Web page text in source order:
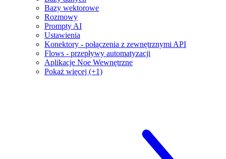
Bazy wektorowe
Rozmowy
Prompty AI
Ustawienia
Konektory - połączenia z zewnętrznymi API
Flows - przepływy automatyzacji
Aplikacje Noe Wewnętrzne
Pokaż więcej (+1)